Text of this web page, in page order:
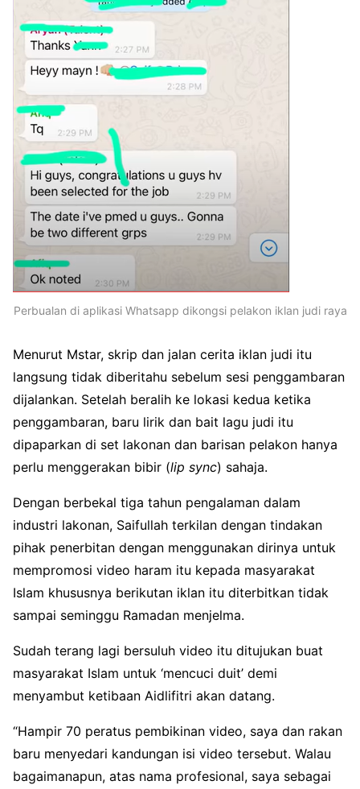
Perbualan di aplikasi Whatsapp dikongsi pelakon iklan judi raya
Menurut Mstar, skrip dan jalan cerita iklan judi itu
langsung tidak diberitahu sebelum sesi penggambaran
dijalankan. Setelah beralih ke lokasi kedua ketika
penggambaran, baru lirik dan bait lagu judi itu
dipaparkan di set lakonan dan barisan pelakon hanya
perlu menggerakan bibir (lip sync) sahaja.
Dengan berbekal tiga tahun pengalaman dalam
industri lakonan, Saifullah terkilan dengan tindakan
pihak penerbitan dengan menggunakan dirinya untuk
mempromosi video haram itu kepada masyarakat
Islam khususnya berikutan iklan itu diterbitkan tidak
sampai seminggu Ramadan menjelma.
Sudah terang lagi bersuluh video itu ditujukan buat
masyarakat Islam untuk ‘mencuci duit’ demi
menyambut ketibaan Aidlifitri akan datang.
“Hampir 70 peratus pembikinan video, saya dan rakan
baru menyedari kandungan isi video tersebut. Walau
bagaimanapun, atas nama profesional, saya sebagai